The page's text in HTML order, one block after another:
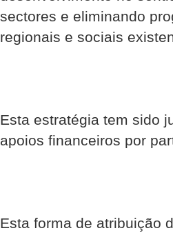
sectores e eliminando
regionais e sociais
Esta estratégia tem sido
apoios financeiros por
Esta forma de atribuição